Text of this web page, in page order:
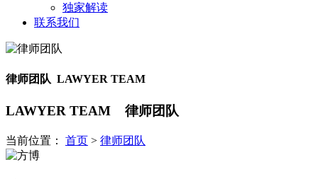
独家解读
联系我们
律师团队 LAWYER TEAM
LAWYER TEAM 律师团队
当前位置： 首页 > 律师团队